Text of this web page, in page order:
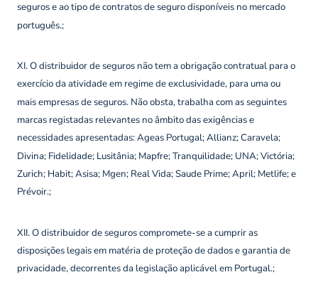
seguros e ao tipo de contratos de seguro disponíveis no mercado
português.;
XI. O distribuidor de seguros não tem a obrigação contratual para o
exercício da atividade em regime de exclusividade, para uma ou
mais empresas de seguros. Não obsta, trabalha com as seguintes
marcas registadas relevantes no âmbito das exigências e
necessidades apresentadas: Ageas Portugal; Allianz; Caravela;
Divina; Fidelidade; Lusitânia; Mapfre; Tranquilidade; UNA; Victória;
Zurich; Habit; Asisa; Mgen; Real Vida; Saude Prime; April; Metlife; e
Prévoir.;
XII. O distribuidor de seguros compromete-se a cumprir as
disposições legais em matéria de proteção de dados e garantia de
privacidade, decorrentes da legislação aplicável em Portugal.;